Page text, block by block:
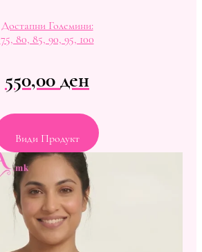
Достапни Големини:
75, 80, 85, 90, 95, 100
550,00ден
Види Продукт